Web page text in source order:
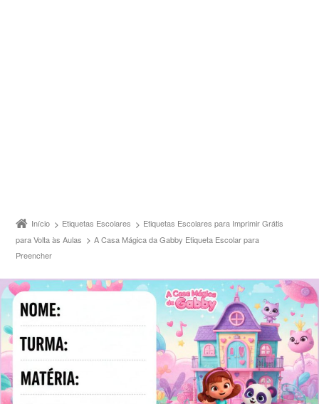
Início Etiquetas Escolares
Etiquetas Escolares para Imprimir Grátis
para Volta às Aulas
A Casa Mágica da Gabby Etiqueta Escolar para
Preencher